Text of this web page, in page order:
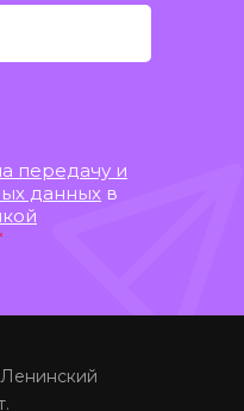
передачу и
данных в